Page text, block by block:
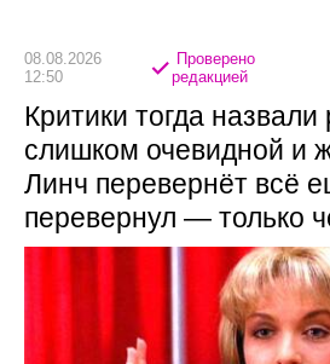
08.08.2026
12:50
Проверено
редакцией
Критики тогда назвали
слишком очевидной и
Линч перевернёт всё
перевернул — только